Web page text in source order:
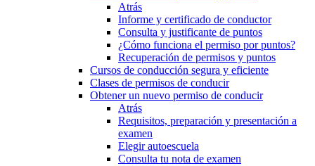
Atrás
Informe y certificado de conductor
Consulta y justificante de puntos
¿Cómo funciona el permiso por puntos?
Recuperación de permisos y puntos
Cursos de conducción segura y eficiente
Clases de permisos de conducir
Obtener un nuevo permiso de conducir
Atrás
Requisitos, preparación y presentación a
examen
Elegir autoescuela
Consulta tu nota de examen